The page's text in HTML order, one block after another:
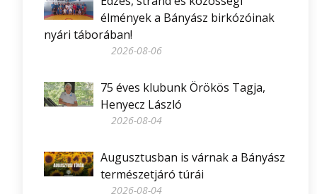
élmények a Bányász birkózóinak
nyári táborában!
2026-08-06
75 éves klubunk Örökös Tagja,
Henyecz László
2026-08-04
Augusztusban is várnak a Bányász
természetjáró túrái
2026-08-04